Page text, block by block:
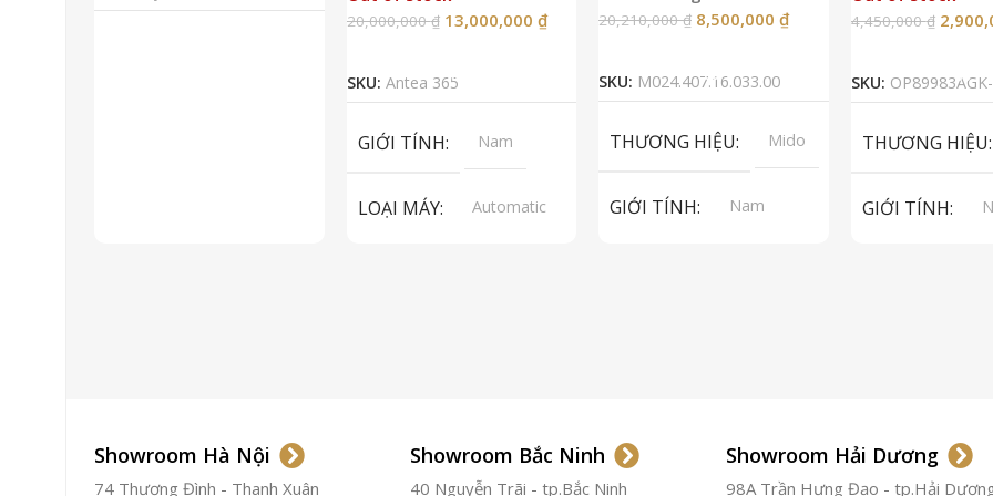
20,000,000₫ 13,000,000 ₫
SKU: Antea 365
GIỚI TÍNH Nam
LOẠI MÁY
Automatic
CHẤT LIỆU VỎ
Thép
Không
Gỉ
20,210,000₫ 8,500,000 ₫
SKU: M024.407.16.033.00
THƯƠNG HIỆU Mido
GIỚI TÍNH Nam
CHẤT LIỆU VỎ
Thép
4,450,000₫
SKU:
THƯƠNG HIỆU
GIỚI TÍNH
CHỐNG NƯỚC
Showroom Hà Nội
74 Thượng Đình - Thanh Xuân
Showroom Bắc Ninh
40 Nguyễn Trãi - tp.Bắc Ninh
Showroom Hải Dương
98A Trần Hưng Đạo - tp.Hải